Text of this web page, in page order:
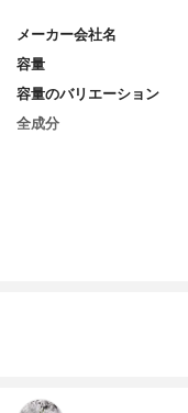
メーカー会社名
容量
容量のバリエーション
全成分